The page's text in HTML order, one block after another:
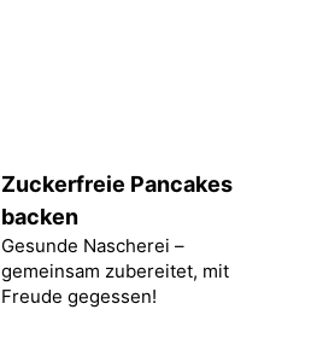
Zuckerfreie Pancakes
backen
Gesunde Nascherei –
gemeinsam zubereitet, mit
Freude gegessen!